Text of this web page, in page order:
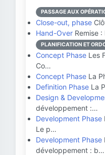
PASSAGE AUX
Close-out, phase
Hand-Over Remise
PLANIFICATION ET
Concept Phase Les
Co…
Concept Phase La
Definition Phase La
Design &
développement :…
Development Phase
Le p…
Development Phase
développement : b…